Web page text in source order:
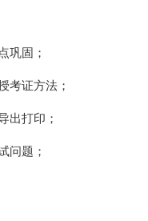
巩固；
考证方法；
出打印；
问题；